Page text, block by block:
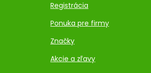
Registrácia
Ponuka pre firmy
Značky
Akcie a zľavy